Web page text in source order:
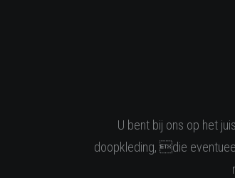
U bent bij ons op het
doopkleding, die